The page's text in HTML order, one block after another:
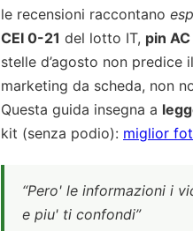
le recensioni raccontano
CEI 0-21 del lotto IT, pin AC
stelle d’agosto non
marketing da scheda, non
Questa guida insegna a
kit (senza podio): miglior
“Pero' le informazioni i
e piu' ti confondi”